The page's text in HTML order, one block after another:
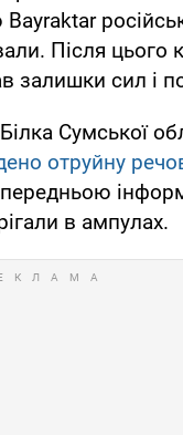
Після цього
залишки сил і
Сумської
отруйну
в ампулах.